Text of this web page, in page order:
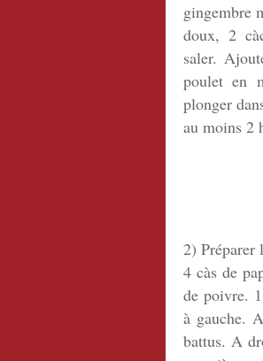
gingembre
doux, 2
saler.
poulet en
plonger
au moins 2
2) Préparer
4 càs de
de poivre.
à gauche.
battus. A